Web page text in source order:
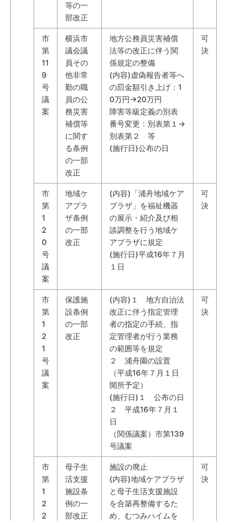
等の一
部改正
市
第
11
9
号
議
案
横浜市
議会議
員その
他非常
勤の職
員の公
務災害
補償等
に関す
る条例
の一部
改正
地方公務員災害補償
法等の改正に伴う関
係規定の整備
(内容)虚偽報告者等へ
の罰金額引き上げ：1
0万円→20万円
障害等級定義の別表
番号変更：別表第１→
別表第２ 等
(施行日)公布の日
可
決
市
第
1
2
0
号
議
案
地域ケ
アプラ
ザ条例
の一部
改正
(内容)「浦舟地域ケア
プラザ」を福祉機器
の展示・紹介及び相
談調整を行う地域ケ
アプラザに規定
(施行日)平成16年７月
１日
可
決
市
第
1
2
1
号
議
案
保護施
設条例
の一部
改正
(内容)１ 地方自治法
改正に伴う指定管理
者の指定の手続、指
定管理者が行う業務
の範囲等を規定
２ 浦舟園の設置
（平成16年７月１日
開所予定）
(施行日)１ 公布の日
２ 平成16年７月１
日
（関係議案）市第139
号議案
可
決
市
第
1
2
2
母子生
活支援
施設条
例の一
部改正
施設の廃止
(内容)地域ケアプラザ
と母子生活支援施設
を合築再整備するた
め、むつみハイムを
可
決